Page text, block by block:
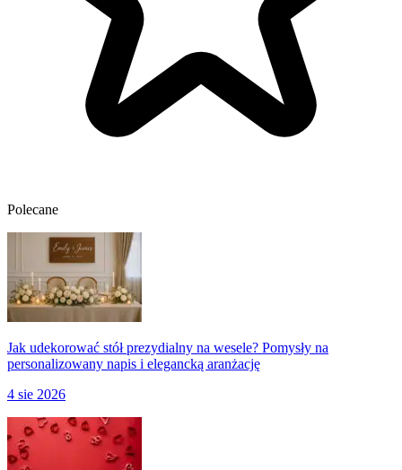
Polecane
Jak udekorować stół prezydialny na wesele? Pomysły na
personalizowany napis i elegancką aranżację
4 sie 2026